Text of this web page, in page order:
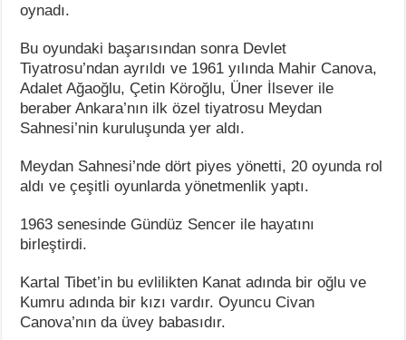
oynadı.
Bu oyundaki başarısından sonra Devlet
Tiyatrosu’ndan ayrıldı ve 1961 yılında Mahir Canova,
Adalet Ağaoğlu, Çetin Köroğlu, Üner İlsever ile
beraber Ankara’nın ilk özel tiyatrosu Meydan
Sahnesi’nin kuruluşunda yer aldı.
Meydan Sahnesi’nde dört piyes yönetti, 20 oyunda rol
aldı ve çeşitli oyunlarda yönetmenlik yaptı.
1963 senesinde Gündüz Sencer ile hayatını
birleştirdi.
Kartal Tibet’in bu evlilikten Kanat adında bir oğlu ve
Kumru adında bir kızı vardır. Oyuncu Civan
Canova’nın da üvey babasıdır.